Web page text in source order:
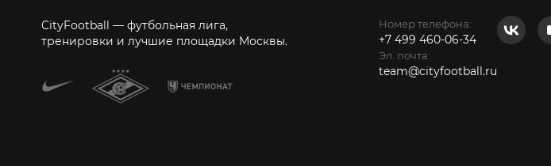
CityFootball — футбольная лига,
тренировки и лучшие площадки Москвы.
Номер телефона:
+7 499 460-06-34
Эл. почта:
team@cityfootball.ru